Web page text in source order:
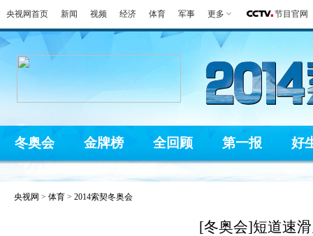
央视网首页 新闻 视频 经济 体育 军事 更多 节目官网
冬奥会 金牌榜 全回顾 第一报 好
央视网 > 体育 > 2014索契冬奥会
[冬奥会]短道速